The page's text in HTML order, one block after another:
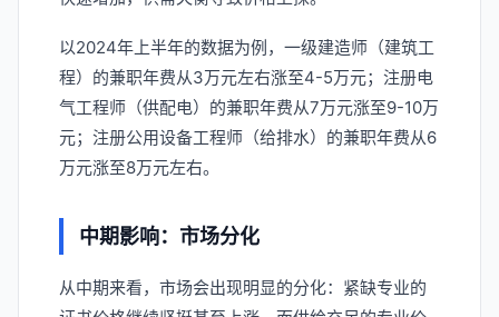
以2024年上半年的数据为例，一级建造师（建筑工
程）的兼职年费从3万元左右涨至4-5万元；注册电
气工程师（供配电）的兼职年费从7万元涨至9-10万
元；注册公用设备工程师（给排水）的兼职年费从6
万元涨至8万元左右。
中期影响：市场分化
从中期来看，市场会出现明显的分化：紧缺专业的